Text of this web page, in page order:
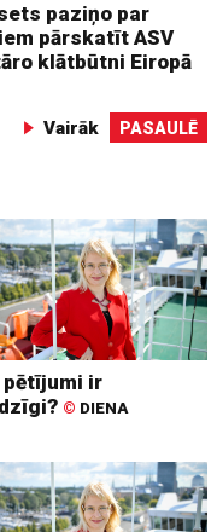
paziņo par
pārskatīt ASV
klātbūtni Eiropā
Vairāk PASAULĒ
pētījumi ir
© DIENA